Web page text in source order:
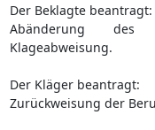
Der Beklagte beantragt:
Abänderung des
Klageabweisung.
Der Kläger beantragt:
Zurückweisung der